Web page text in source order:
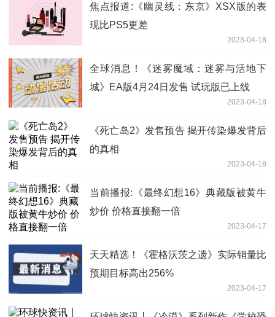
焦点报道:《幽灵线：东京》XSX版的表
现比PS5更差
2023-04-18
全球消息！《迷雾魔域：迷雾与活地下
城》EA版4月24日发售 试玩版已上线
2023-04-18
《死亡岛2》发售预告 揭开传染爆发背后
的真相
2023-04-18
当前播报:《最终幻想16》典藏版被黄牛
炒价 价格直接翻一倍
2023-04-17
天天精选！《霍格沃茨之遗》实际销量比
预期目标高出256%
2023-04-17